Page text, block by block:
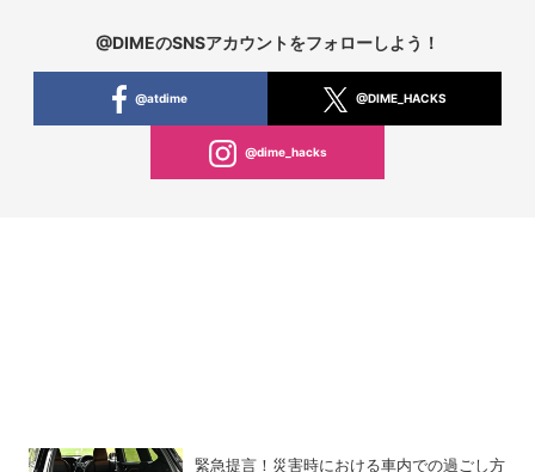
@DIMEのSNSアカウントをフォローしよう！
@atdime @DIME_HACKS
@dime_hacks
緊急提言！災害時における車内での過ごし方